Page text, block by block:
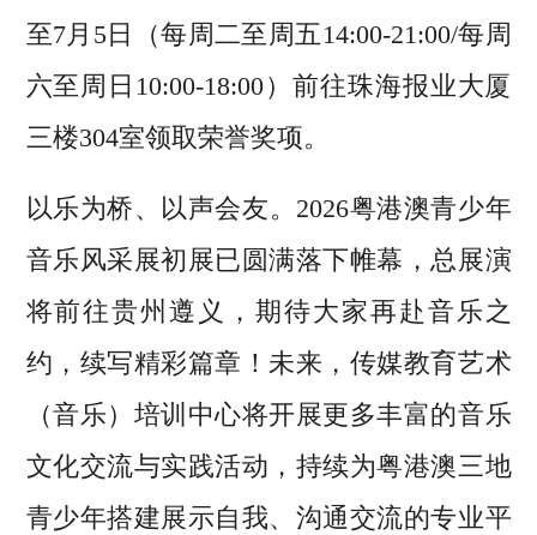
至7月5日（每周二至周五14:00-21:00/每周
六至周日10:00-18:00）前往珠海报业大厦
三楼304室领取荣誉奖项。
以乐为桥、以声会友。2026粤港澳青少年
音乐风采展初展已圆满落下帷幕，总展演
将前往贵州遵义，期待大家再赴音乐之
约，续写精彩篇章！未来，传媒教育艺术
（音乐）培训中心将开展更多丰富的音乐
文化交流与实践活动，持续为粤港澳三地
青少年搭建展示自我、沟通交流的专业平